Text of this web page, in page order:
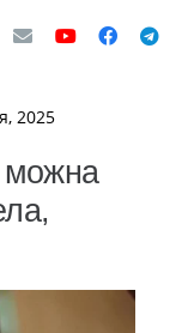
2025